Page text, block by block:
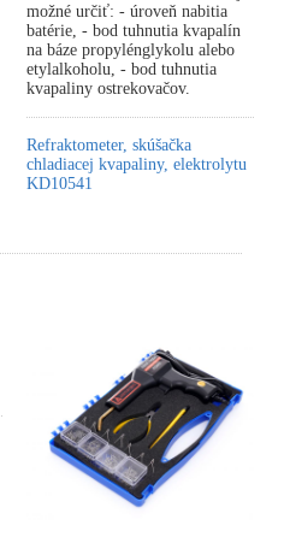
možné určiť: - úroveň nabitia
batérie, - bod tuhnutia kvapalín
na báze propylénglykolu alebo
etylalkoholu, - bod tuhnutia
kvapaliny ostrekovačov.
Refraktometer, skúšačka
chladiacej kvapaliny, elektrolytu
KD10541